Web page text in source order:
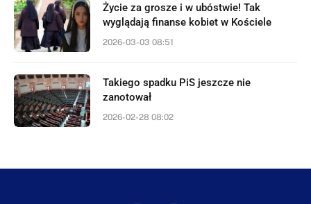
Życie za grosze i w ubóstwie! Tak
wyglądają finanse kobiet w Kościele
2026-03-03 08:51
Takiego spadku PiS jeszcze nie
zanotował
2026-02-28 08:02